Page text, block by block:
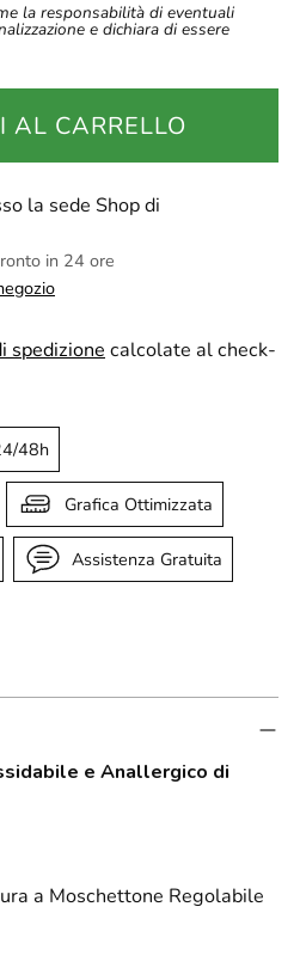
la responsabilità di eventuali
e dichiara di essere
AL CARRELLO
la sede Shop di
in 24 ore
spedizionecalcolate al check-
48h
Grafica Ottimizzata
Assistenza Gratuita
e Anallergico di
a Moschettone Regolabile